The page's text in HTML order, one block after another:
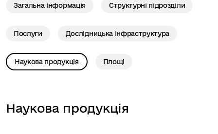
Загальна інформація Структурні підрозділи
Послуги Дослідницька інфраструктура
Наукова продукція Площі
Наукова продукція